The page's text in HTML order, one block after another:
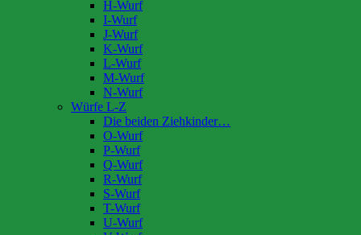
H-Wurf
I-Wurf
J-Wurf
K-Wurf
L-Wurf
M-Wurf
N-Wurf
Würfe L-Z
Die beiden Ziehkinder…
O-Wurf
P-Wurf
Q-Wurf
R-Wurf
S-Wurf
T-Wurf
U-Wurf